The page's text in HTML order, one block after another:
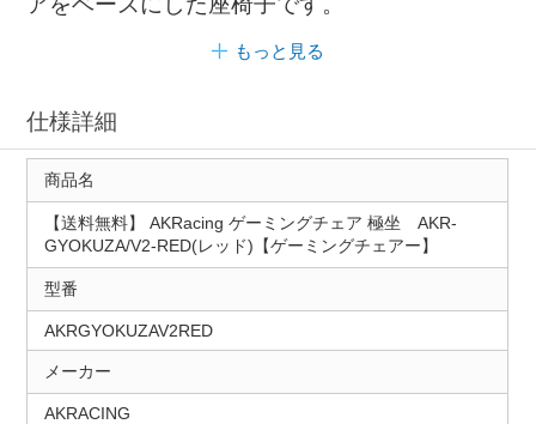
もっと見る
仕様詳細
商品名
【送料無料】 AKRacing ゲーミングチェア 極坐 AKR-
GYOKUZA/V2-RED(レッド)【ゲーミングチェアー】
型番
AKRGYOKUZAV2RED
メーカー
AKRACING